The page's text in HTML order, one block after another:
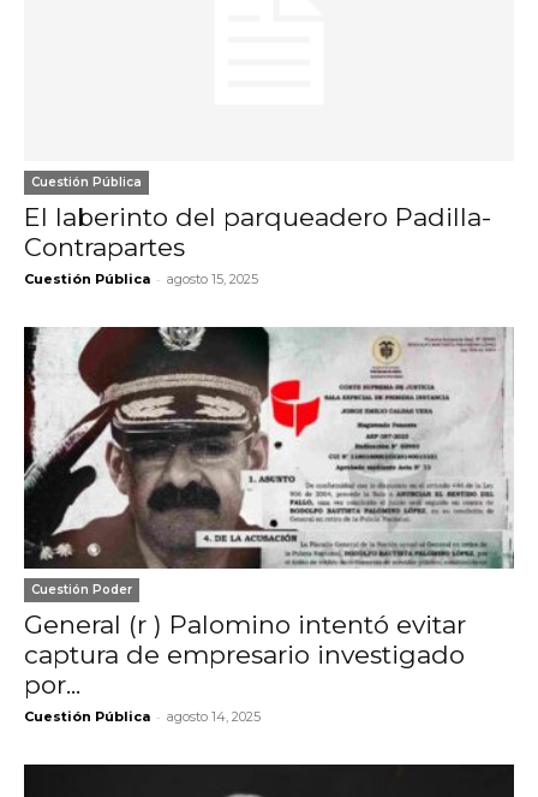
Cuestión Pública
El laberinto del parqueadero Padilla-
Contrapartes
Cuestión Pública - agosto 15, 2025
Cuestión Poder
General (r ) Palomino intentó evitar
captura de empresario investigado
por...
Cuestión Pública - agosto 14, 2025